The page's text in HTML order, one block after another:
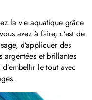
la vie aquatique grâce
avez à faire, c’est de
d’appliquer des
argentées et brillantes
le tout avec